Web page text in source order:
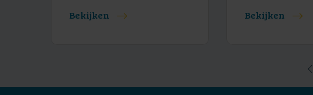
Bekijken Bekijken